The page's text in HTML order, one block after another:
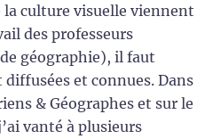
la culture visuelle viennent
des professeurs
géographie), il faut
diffusées et connues. Dans
& Géographes et sur le
vanté à plusieurs